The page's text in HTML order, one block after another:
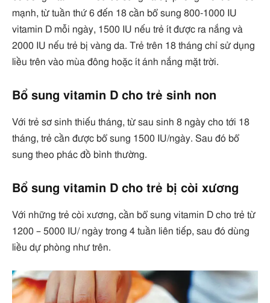
mạnh, từ tuần thứ 6 đến 18 cần bổ sung 800-1000 IU
vitamin D mỗi ngày, 1500 IU nếu trẻ ít được ra nắng và
2000 IU nếu trẻ bị vàng da. Trẻ trên 18 tháng chỉ sử dụng
liều trên vào mùa đông hoặc ít ánh nắng mặt trời.
Bổ sung vitamin D cho trẻ sinh non
Với trẻ sơ sinh thiếu tháng, từ sau sinh 8 ngày cho tới 18
tháng, trẻ cần được bổ sung 1500 IU/ngày. Sau đó bổ
sung theo phác đồ bình thường.
Bổ sung vitamin D cho trẻ bị còi xương
Với những trẻ còi xương, cần bổ sung vitamin D cho trẻ từ
1200 – 5000 IU/ ngày trong 4 tuần liên tiếp, sau đó dùng
liều dự phòng như trên.